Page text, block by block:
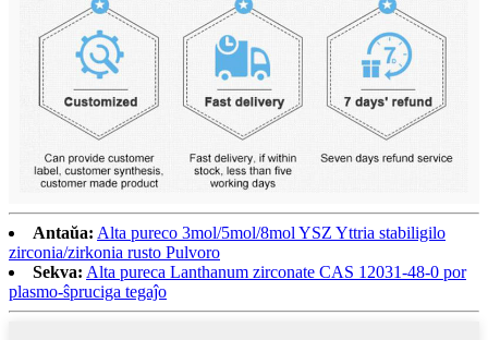
Antaŭa: Alta pureco 3mol/5mol/8mol YSZ Yttria stabiligilo
zirconia/zirkonia rusto Pulvoro
Sekva: Alta pureca Lanthanum zirconate CAS 12031-48-0 por
plasmo-ŝpruciga tegaĵo